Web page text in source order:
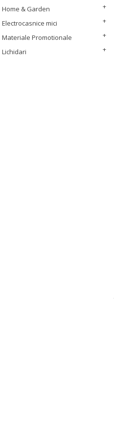
Home & Garden
Electrocasnice mici
Materiale Promotionale
Lichidari